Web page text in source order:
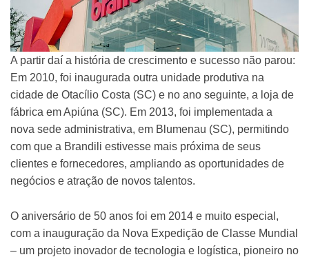
A partir daí a história de crescimento e sucesso não parou:
Em 2010, foi inaugurada outra unidade produtiva na
cidade de Otacílio Costa (SC) e no ano seguinte, a loja de
fábrica em Apiúna (SC). Em 2013, foi implementada a
nova sede administrativa, em Blumenau (SC), permitindo
com que a Brandili estivesse mais próxima de seus
clientes e fornecedores, ampliando as oportunidades de
negócios e atração de novos talentos.
O aniversário de 50 anos foi em 2014 e muito especial,
com a inauguração da Nova Expedição de Classe Mundial
– um projeto inovador de tecnologia e logística, pioneiro no